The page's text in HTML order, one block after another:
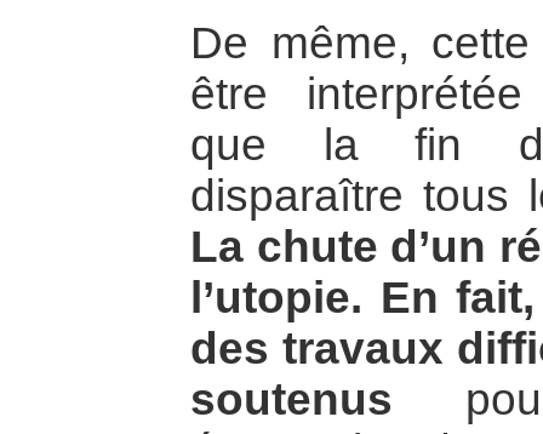
De même,
être interprétée
que la fin
disparaître tous
La chute d’un
l’utopie. En
des travaux
soutenus